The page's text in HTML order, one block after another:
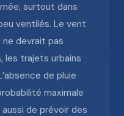
surtout dans
ventilés. Le vent
ne devrait pas
les trajets urbains
de pluie
maximale
de prévoir des